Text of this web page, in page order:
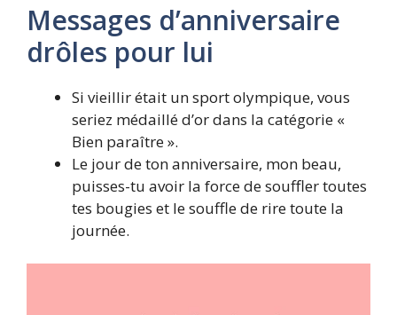
Messages d’anniversaire
drôles pour lui
Si vieillir était un sport olympique, vous
seriez médaillé d’or dans la catégorie «
Bien paraître ».
Le jour de ton anniversaire, mon beau,
puisses-tu avoir la force de souffler toutes
tes bougies et le souffle de rire toute la
journée.​